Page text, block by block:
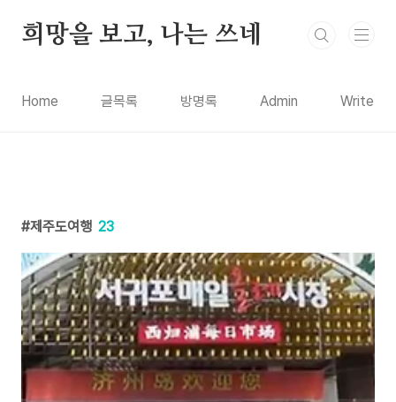
희망을 보고, 나는 쓰네
Home 글목록 방명록 Admin Write
제주도여행 23